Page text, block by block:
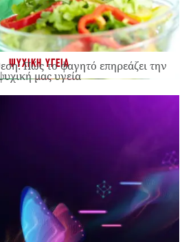
ΨΥΧΙΚΗ ΥΓΕΙΑ
Πώς το φαγητό επηρεάζει την
μας υγεία